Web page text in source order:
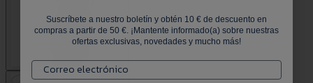
Suscríbete a nuestro boletín y obtén 10 € de descuento en
compras a partir de 50 €. ¡Mantente informado(a) sobre nuestras
ofertas exclusivas, novedades y mucho más!